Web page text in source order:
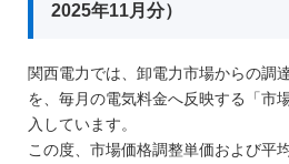
2025年11月分）
関西電力では、卸電力市場からの調
を、毎月の電気料金へ反映する「市
入しています。
この度、市場価格調整単価および平